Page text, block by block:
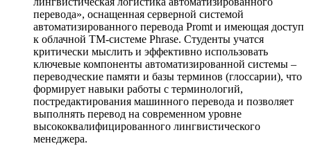
перевода», оснащенная серверной системой
автоматизированного перевода Promt и имеющая доступ
к облачной ТМ-системе Phrase. Студенты учатся
критически мыслить и эффективно использовать
ключевые компоненты автоматизированной системы –
переводческие памяти и базы терминов (глоссарии), что
формирует навыки работы с терминологий,
постредактирования машинного перевода и позволяет
выполнять перевод на современном уровне
высококвалифицированного лингвистического
менеджера.